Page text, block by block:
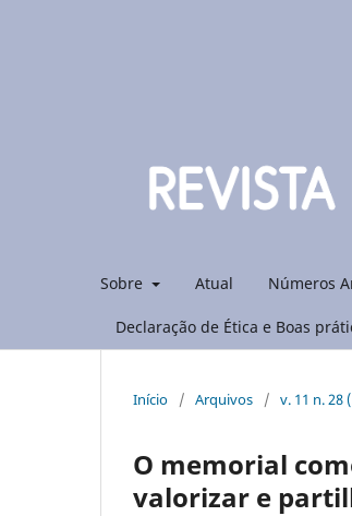
Sobre Atual Números
Declaração de Ética e Boas
Início / Arquivos / v. 11 n. 28
O memorial
valorizar e